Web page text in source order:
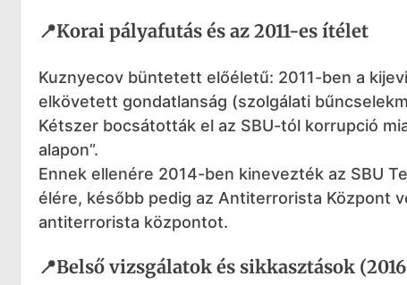
📍Korai pályafutás és az 2011-es ítélet
Kuznyecov büntetett előéletű: 2011-ben a
elkövetett gondatlanság (szolgálati
Kétszer bocsátották el az SBU-tól korrupció
alapon”.
Ennek ellenére 2014-ben kinevezték az SBU
élére, később pedig az Antiterrorista Központ
antiterrorista központot.
📍Belső vizsgálatok és sikkasztások